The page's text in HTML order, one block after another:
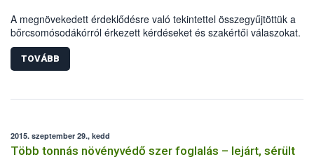
A megnövekedett érdeklődésre való tekintettel összegyűjtöttük a
bőrcsomósodákórról érkezett kérdéseket és szakértői válaszokat.
TOVÁBB
2015. szeptember 29., kedd
Több tonnás növényvédő szer foglalás – lejárt, sérült